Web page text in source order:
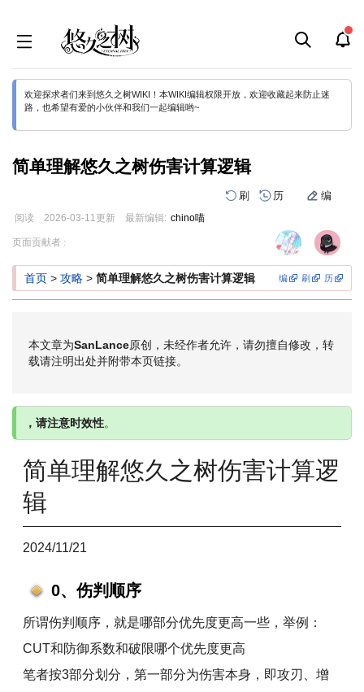
欢迎探求者们来到悠久之树WIKI！本WIKI编辑权限开放，欢迎收藏起来防止迷
路，也希望有爱的小伙伴和我们一起编辑哟~
简单理解悠久之树伤害计算逻辑
刷 历 编
阅读 2026-03-11更新 最新编辑: chino喵
跳
到
导
跳
到
搜
页面贡献者 :
编 刷 历
首页 > 攻略 > 简单理解悠久之树伤害计算逻辑
本文章为SanLance原创，未经作者允许，请勿擅自修改，转
载请注明出处并附带本页链接。
，请注意时效性。
简单理解悠久之树伤害计算逻
辑
2024/11/21
0、伤判顺序
所谓伤判顺序，就是哪部分优先度更高一些，举例：
CUT和防御系数和破限哪个优先度更高
笔者按3部分划分，第一部分为伤害本身，即攻刃、增